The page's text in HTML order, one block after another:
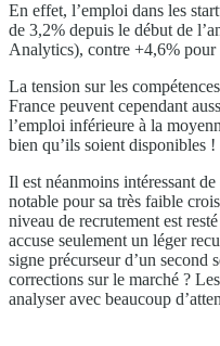
En effet, l’emploi dans les
de 3,2% depuis le début de
Analytics), contre +4,6% pour
La tension sur les
France peuvent cependant
l’emploi inférieure à la
bien qu’ils soient disponibles !
Il est néanmoins intéressant
notable pour sa très faible
niveau de recrutement est
accuse seulement un léger
signe précurseur d’un second
corrections sur le marché ?
analyser avec beaucoup